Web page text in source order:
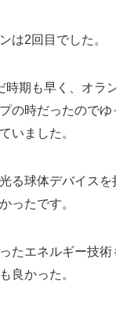
は2回目でした。
時期も早く、オラ
の時だったのでゆ
いました。
る球体デバイス
ったです。
たエネルギー技
良かった。